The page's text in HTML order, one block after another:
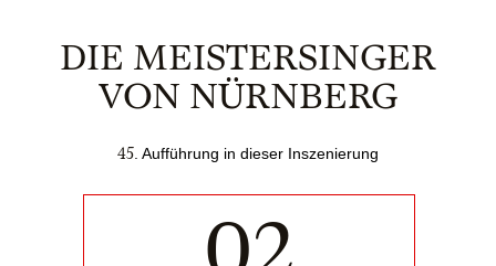
DIE MEISTERSINGER
VON NÜRNBERG
45 . Aufführung in dieser Inszenierung